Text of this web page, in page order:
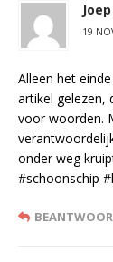
Joep
19
Alleen het
artikel gelezen,
voor woorden.
onder weg
#schoonschip